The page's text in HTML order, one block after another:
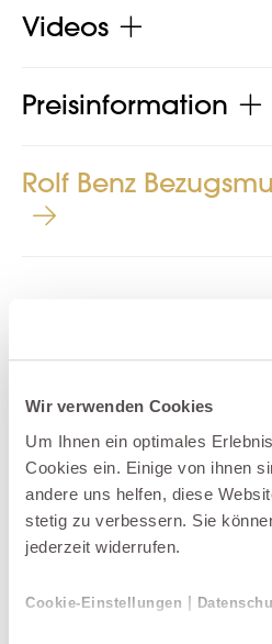
Wir verwenden Cookies
Um Ihnen ein optimales
Cookies ein. Einige von ihnen
andere uns helfen, diese
stetig zu verbessern. Sie
jederzeit widerrufen.
Cookie-Einstellungen |
Videos
Preisinformation
Rolf Benz
Weitere Produkte der